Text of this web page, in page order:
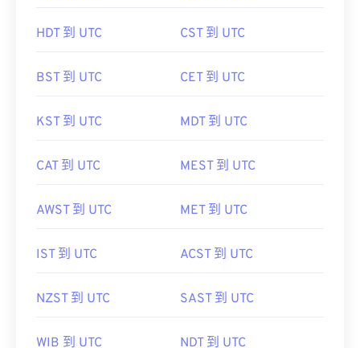
HDT 到 UTC CST 到 UTC
BST 到 UTC CET 到 UTC
KST 到 UTC MDT 到 UTC
CAT 到 UTC MEST 到 UTC
AWST 到 UTC MET 到 UTC
IST 到 UTC ACST 到 UTC
NZST 到 UTC SAST 到 UTC
WIB 到 UTC NDT 到 UTC